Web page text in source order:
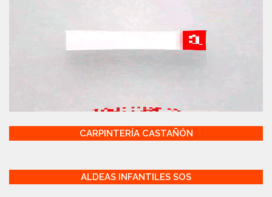
CARPINTERÍA CASTAÑÓN
ALDEAS INFANTILES SOS